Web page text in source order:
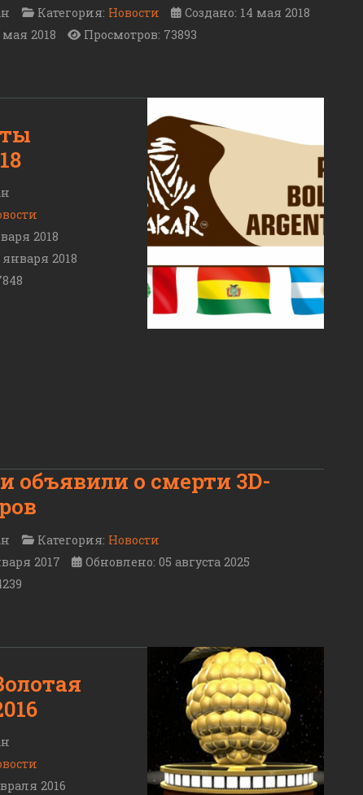
Категория: Новости
Создано: 14 мая 2018
2018
Просмотров: 73893
2018
2018
объявили о смерти 3D-
Категория: Новости
2017
Обновлено: 05 августа 2025
2016